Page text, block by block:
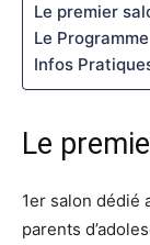
Le premier
Le Programme
Infos
Le
1er salon dédié
parents